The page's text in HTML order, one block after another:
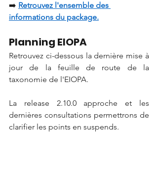
➡️ Retrouvez l'ensemble des
informations du package.
Planning EIOPA
Retrouvez ci-dessous la dernière mise à
jour de la feuille de route de la
taxonomie de l'EIOPA.
La release 2.10.0 approche et les
dernières consultations permettrons de
clarifier les points en suspends.